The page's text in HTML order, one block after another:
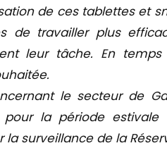
de ces tablettes et
de travailler plus
leur tâche. En
le secteur de
pour la période
la surveillance de la